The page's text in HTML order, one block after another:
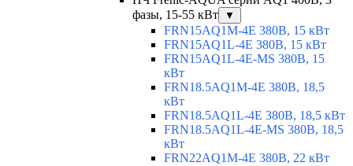
фазы, 15-55 кВт
▼
FRN15AQ1M-4E 380В, 15 кВт
FRN15AQ1L-4E 380В, 15 кВт
FRN15AQ1L-4E-MS 380В, 15
кВт
FRN18.5AQ1M-4E 380В, 18,5
кВт
FRN18.5AQ1L-4E 380В, 18,5 кВт
FRN18.5AQ1L-4E-MS 380В, 18,5
кВт
FRN22AQ1M-4E 380В, 22 кВт